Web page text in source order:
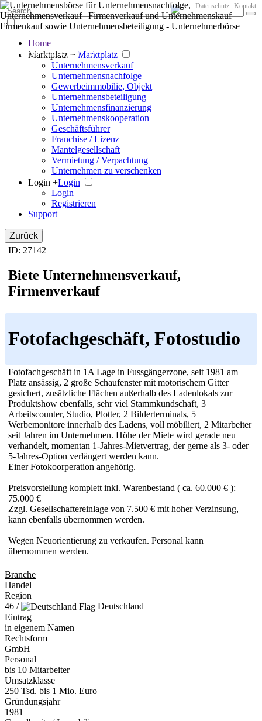
Der große Marktplatz für Unternehmen
Datenschutz Kontakt
Home
Marktplatz + Marktplatz
Unternehmensverkauf
Unternehmensnachfolge
Gewerbeimmobilie, Objekt
Unternehmensbeteiligung
Unternehmensfinanzierung
Unternehmenskooperation
Geschäftsführer
Franchise / Lizenz
Mantelgesellschaft
Vermietung / Verpachtung
Unternehmen zu verschenken
Login +Login
Login
Registrieren
Support
Zurück
ID: 27142
Biete Unternehmensverkauf,
Firmenverkauf
Fotofachgeschäft, Fotostudio
Fotofachgeschäft in 1A Lage in Fussgängerzone, seit 1981 am
Platz ansässig, 2 große Schaufenster mit motorischem Gitter
gesichert, zusätzliche Flächen außerhalb des Ladenlokals zur
Produktshow ebenfalls, sehr viel Stammkundschaft, 3
Arbeitscounter, Studio, Plotter, 2 Bilderterminals, 5
Werbemonitore innerhalb des Ladens, voll möbiliert, 2 Mitarbeiter
seit Jahren im Unternehmen. Höhe der Miete wird gerade neu
verhandelt, momentan 1-Jahres-Mietvertrag, der gerne als 3- oder
5-Jahres-Option verlängert werden kann.
Einer Fotokoorperation angehörig.
Preisvorstellung komplett inkl. Warenbestand ( ca. 60.000 € ):
75.000 €
Zzgl. Gesellschaftereinlage von 7.500 € mit hoher Verzinsung,
kann ebenfalls übernommen werden.
Wegen Neuorientierung zu verkaufen. Personal kann
übernommen werden.
Branche
Handel
Region
46 /
Deutschland
Eintrag
in eigenem Namen
Rechtsform
GmbH
Personal
bis 10 Mitarbeiter
Umsatzklasse
250 Tsd. bis 1 Mio. Euro
Gründungsjahr
1981